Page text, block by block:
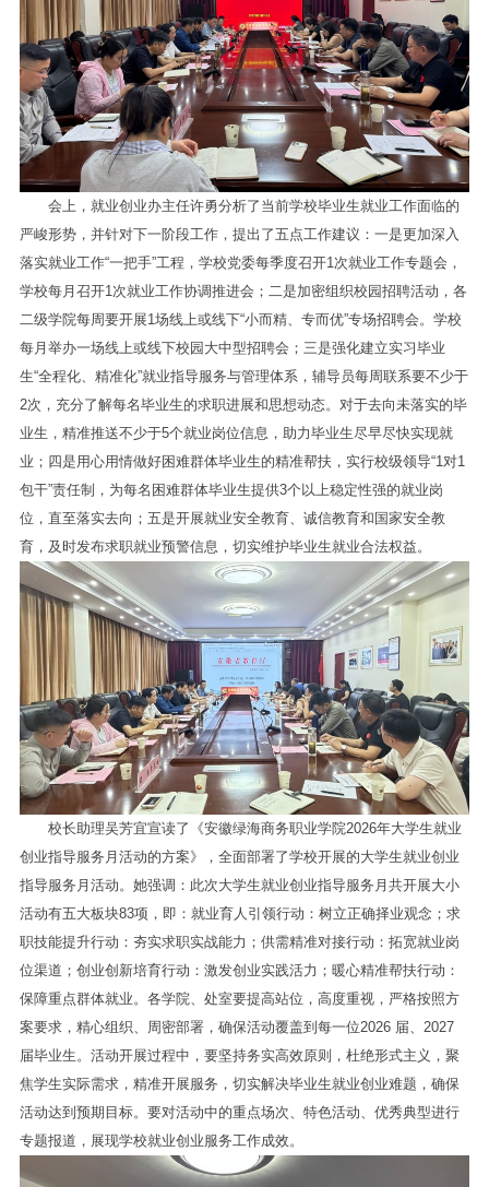
会上，就业创业办主任许勇分析了当前学校毕业生就业工作面临的
严峻形势，并针对下一阶段工作，提出了五点工作建议：一是更加深入
落实就业工作“一把手”工程，学校党委每季度召开1次就业工作专题会，
学校每月召开1次就业工作协调推进会；二是加密组织校园招聘活动，各
二级学院每周要开展1场线上或线下“小而精、专而优”专场招聘会。学校
每月举办一场线上或线下校园大中型招聘会；三是强化建立实习毕业
生“全程化、精准化”就业指导服务与管理体系，辅导员每周联系要不少于
2次，充分了解每名毕业生的求职进展和思想动态。对于去向未落实的毕
业生，精准推送不少于5个就业岗位信息，助力毕业生尽早尽快实现就
业；四是用心用情做好困难群体毕业生的精准帮扶，实行校级领导“1对1
包干”责任制，为每名困难群体毕业生提供3个以上稳定性强的就业岗
位，直至落实去向；五是开展就业安全教育、诚信教育和国家安全教
育，及时发布求职就业预警信息，切实维护毕业生就业合法权益。
校长助理吴芳宜宣读了《安徽绿海商务职业学院2026年大学生就业
创业指导服务月活动的方案》，全面部署了学校开展的大学生就业创业
指导服务月活动。她强调：此次大学生就业创业指导服务月共开展大小
活动有五大板块83项，即：就业育人引领行动：树立正确择业观念；求
职技能提升行动：夯实求职实战能力；供需精准对接行动：拓宽就业岗
位渠道；创业创新培育行动：激发创业实践活力；暖心精准帮扶行动：
保障重点群体就业。各学院、处室要提高站位，高度重视，严格按照方
案要求，精心组织、周密部署，确保活动覆盖到每一位2026 届、2027
届毕业生。活动开展过程中，要坚持务实高效原则，杜绝形式主义，聚
焦学生实际需求，精准开展服务，切实解决毕业生就业创业难题，确保
活动达到预期目标。要对活动中的重点场次、特色活动、优秀典型进行
专题报道，展现学校就业创业服务工作成效。